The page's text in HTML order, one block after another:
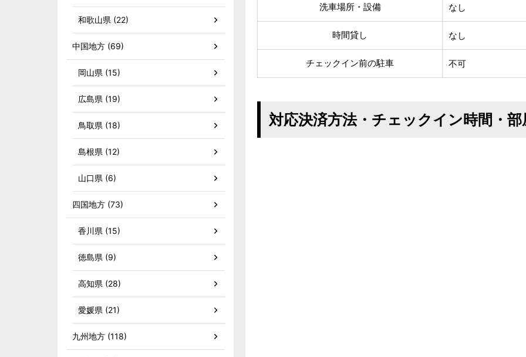
洗車場所・設備 なし
時間貸し なし
チェックイン前の駐車 不可
対応決済方法・チェックイン時間・
和歌山県 (22)
中国地方 (69)
岡山県 (15)
広島県 (19)
鳥取県 (18)
島根県 (12)
山口県 (6)
四国地方 (73)
香川県 (15)
徳島県 (9)
高知県 (28)
愛媛県 (21)
九州地方 (118)